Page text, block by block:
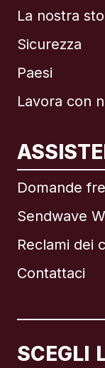
La nostra
Sicurezza
Paesi
Lavora con
Domande
Sendwave
Reclami dei
Contattaci
SCEGLI
Brasile